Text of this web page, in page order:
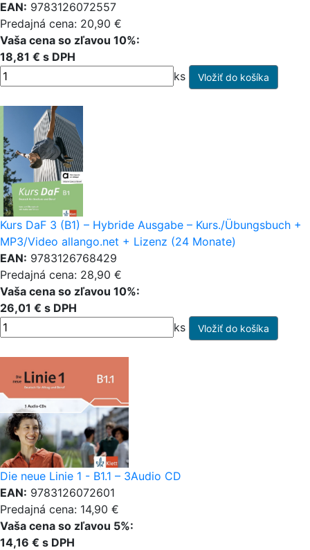
EAN: 9783126072557
Predajná cena: 20,90 €
Vaša cena so zľavou 10%:
18,81 € s DPH
ks
Kurs DaF 3 (B1) – Hybride Ausgabe – Kurs./Übungsbuch +
MP3/Video allango.net + Lizenz (24 Monate)
EAN: 9783126768429
Predajná cena: 28,90 €
Vaša cena so zľavou 10%:
26,01 € s DPH
ks
Die neue Linie 1 - B1.1 – 3Audio CD
EAN: 9783126072601
Predajná cena: 14,90 €
Vaša cena so zľavou 5%:
14,16 € s DPH